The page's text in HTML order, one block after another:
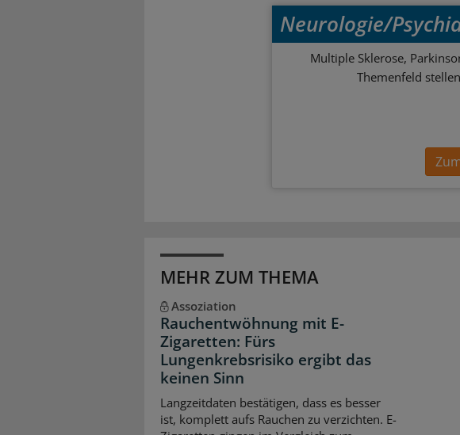
Neurologie/
Multiple Sklerose,
Themenfeld
MEHR ZUM THEMA
Assoziation
Rauchentwöhnung mit E-
Zigaretten: Fürs
Lungenkrebsrisiko ergibt das
keinen Sinn
Langzeitdaten bestätigen, dass es besser
ist, komplett aufs Rauchen zu verzichten. E-